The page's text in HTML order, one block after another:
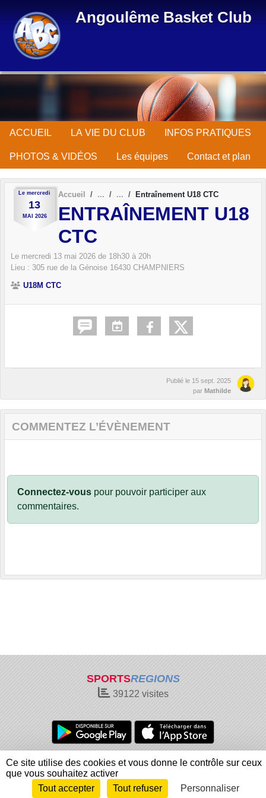
Angoulême Basket Club
ACCUEIL LA VIE DU CLUB INFOS PRATIQUES
PHOTOS & VIDÉOS Les équipes Contact et plan
Le mercredi
13
MAI 2026
Accueil Entraînement U18 CTC
ENTRAÎNEMENT U18
CTC
Le mercredi 13 mai 2026 de 18h30 à 20h
Lieu : 305 rue de la Génoise 16430 CHAMPNIERS
U18M CTC
Publié le 15 sept. 2025
par Mathilde
COMMENTEZ L’ÉVÈNEMENT
Connectez-vous pour pouvoir participer aux
commentaires.
SPORTSREGIONS
39122 visites
Charte cookies
Gestion des cookies
Informations légales
Signaler un contenu inapproprié
Envie de participer ?
Connexion
Ce site utilise des cookies et vous donne le contrôle sur ceux
que vous souhaitez activer
Tout accepter
Tout refuser Personnaliser